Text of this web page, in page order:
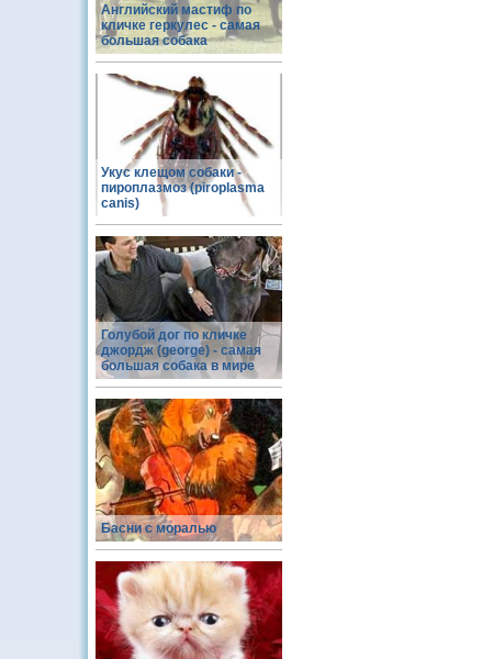
Английский мастиф по
кличке геркулес - самая
большая собака
Укус клещом собаки -
пироплазмоз (piroplasma
canis)
Голубой дог по кличке
джордж (george) - самая
большая собака в мире
Басни с моралью